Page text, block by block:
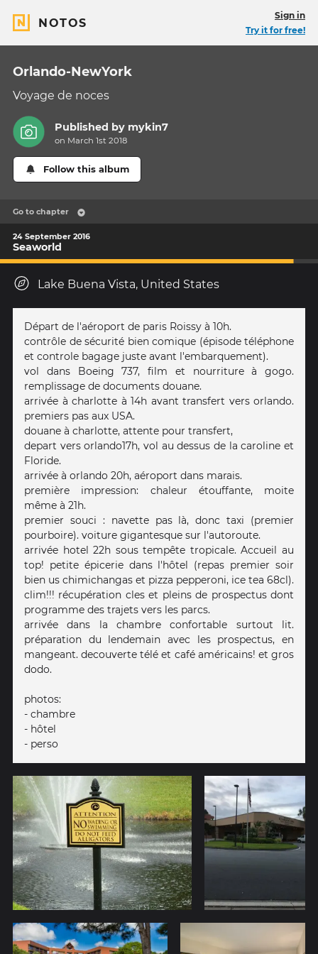
NOTOS
Sign in
Try it for free!
Orlando-NewYork
Voyage de noces
Published by mykin7
on March 1st 2018
Follow this album
Go to chapter
24 September 2016
Seaworld
Lake Buena Vista, United States
Départ de l'aéroport de paris Roissy à 10h.
contrôle de sécurité bien comique (épisode téléphone
et controle bagage juste avant l'embarquement).
vol dans Boeing 737, film et nourriture à gogo.
remplissage de documents douane.
arrivée à charlotte à 14h avant transfert vers orlando.
premiers pas aux USA.
douane à charlotte, attente pour transfert,
depart vers orlando17h, vol au dessus de la caroline et
Floride.
arrivée à orlando 20h, aéroport dans marais.
première impression: chaleur étouffante, moite
même à 21h.
premier souci : navette pas là, donc taxi (premier
pourboire). voiture gigantesque sur l'autoroute.
arrivée hotel 22h sous tempête tropicale. Accueil au
top! petite épicerie dans l'hôtel (repas premier soir
bien us chimichangas et pizza pepperoni, ice tea 68cl).
clim!!! récupération cles et pleins de prospectus dont
programme des trajets vers les parcs.
arrivée dans la chambre confortable surtout lit.
préparation du lendemain avec les prospectus, en
mangeant. decouverte télé et café américains! et gros
dodo.
photos:
- chambre
- hôtel
- perso